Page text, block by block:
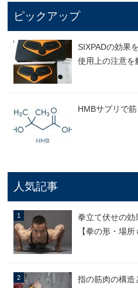
ピックアップ
SIXPADの効果
使用上の注意を
HMBサプリで
人気記事
拳立て伏せの効
【拳の形・場所
指の筋肉の構造